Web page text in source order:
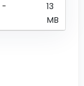
-
13
MB